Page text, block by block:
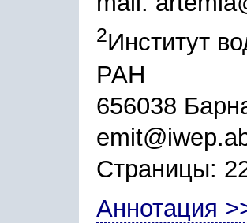
2Институт
РАН
656038
Страницы:
Аннотация